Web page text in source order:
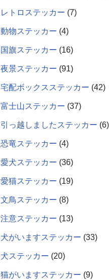
レトロステッカー 7
動物ステッカー 4
国旗ステッカー 16
夜景ステッカー 91
宅配ボックスステッカー 42
富士山ステッカー 37
引っ越しましたステッカー 6
恐竜ステッカー 4
愛犬ステッカー 36
愛猫ステッカー 19
文鳥ステッカー 8
注意ステッカー 13
犬がいますステッカー 33
犬ステッカー 20
猫がいますステッカー 9